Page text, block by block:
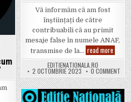
Vă informăm că am fost
înștiințați de către
contribuabili că au primit
mesaje false în numele ANAF,
transmise de la… read more
EDITIENATIONALA.RO
2 OCTOMBRIE 2023 0 COMMENT